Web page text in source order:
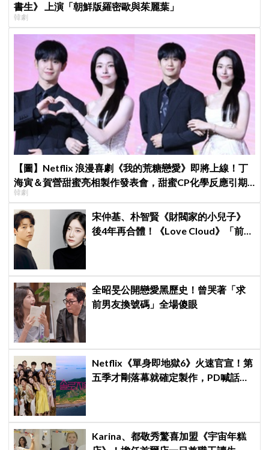
書生》 上演「朝鮮版羅密歐與茱麗葉」
韓劇
【圖】Netflix 浪漫喜劇《我的荒糖戀愛》即將上線！丁
海寅＆賀營甜蜜亮相製作發表會，甜蜜CP化學反應引期
待
韓劇
宋仲基、朴智賢《財閥家的小兒子》
後4年再合體！《Love Cloud》「前任
全昭旻公開戀愛黑歷史！曾哭著「求
前男友換號碼」全場傻眼
Netflix《單身即地獄6》火速官宣！第
五季才剛落幕就確定製作，PD喊話：
Karina、都敬秀驚喜加盟《宇宙年糕